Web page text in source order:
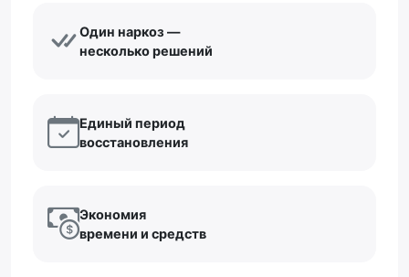
Один наркоз —
несколько решений
Единый период
восстановления
Экономия
времени и средств